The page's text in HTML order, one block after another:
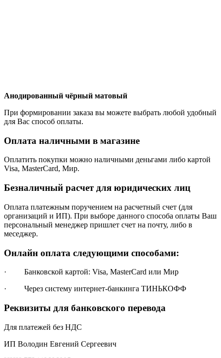
Анодированный чёрный матовый
При формировании заказа вы можете выбрать любой удобный
для Вас способ оплаты.
Оплата наличными в магазине
Оплатить покупки можно наличными деньгами либо картой
Visa, MasterCard, Мир.
Безналичный расчет для юридических лиц
Оплата платежным поручением на расчетный счет (для
организаций и ИП). При выборе данного способа оплаты Ваш
персональный менеджер пришлет счет на почту, либо в
меседжер.
Онлайн оплата следующими способами:
· Банковской картой: Visa, MasterCard или Мир
· Через систему интернет-банкинга ТИНЬКОФФ
Реквизиты для банковского перевода
Для платежей без НДС
ИП Володин Евгений Сергеевич